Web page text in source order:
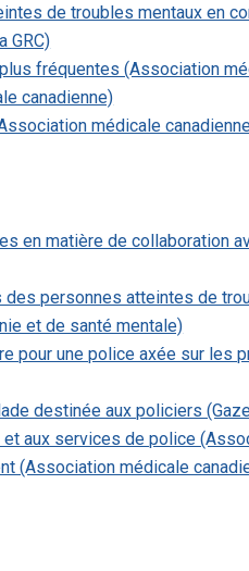
de troubles mentaux en
GRC)
fréquentes (Association
canadienne)
médicale
en matière de collaboration
personnes atteintes de
et de santé mentale)
pour une police axée sur les
destinée aux policiers
aux services de police
(Association médicale